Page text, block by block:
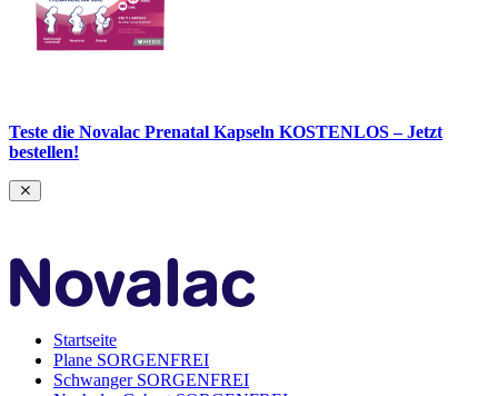
Teste die Novalac Prenatal Kapseln KOSTENLOS – Jetzt
bestellen!
Startseite
Plane SORGENFREI
Schwanger SORGENFREI